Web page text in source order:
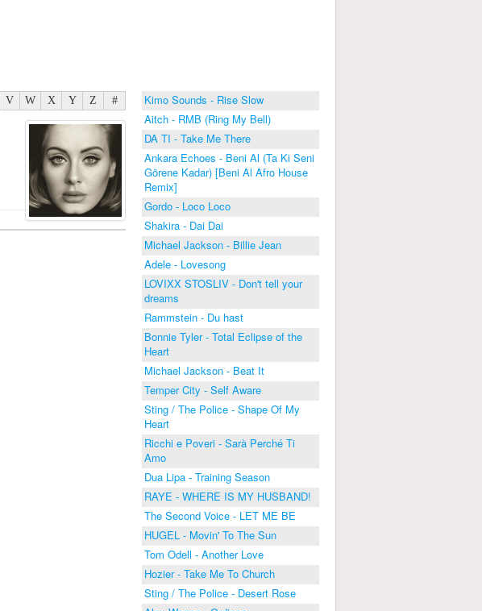
V W X Y Z #
Kimo Sounds - Rise Slow
Aitch - RMB (Ring My Bell)
DA TI - Take Me There
Ankara Echoes - Beni Al (Ta Ki Seni
Görene Kadar) [Beni Al Afro House
Remix]
Gordo - Loco Loco
Shakira - Dai Dai
Michael Jackson - Billie Jean
Adele - Lovesong
LOVIXX STOSLIV - Don't tell your
dreams
Rammstein - Du hast
Bonnie Tyler - Total Eclipse of the
Heart
Michael Jackson - Beat It
Temper City - Self Aware
Sting / The Police - Shape Of My
Heart
Ricchi e Poveri - Sarà Perché Ti
Amo
Dua Lipa - Training Season
RAYE - WHERE IS MY HUSBAND!
The Second Voice - LET ME BE
HUGEL - Movin' To The Sun
Tom Odell - Another Love
Hozier - Take Me To Church
Sting / The Police - Desert Rose